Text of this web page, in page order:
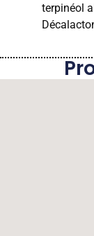
terpinéol